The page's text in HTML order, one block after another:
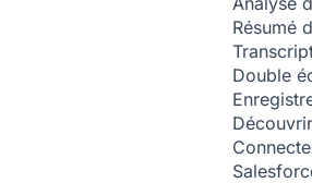
Résumé
Double